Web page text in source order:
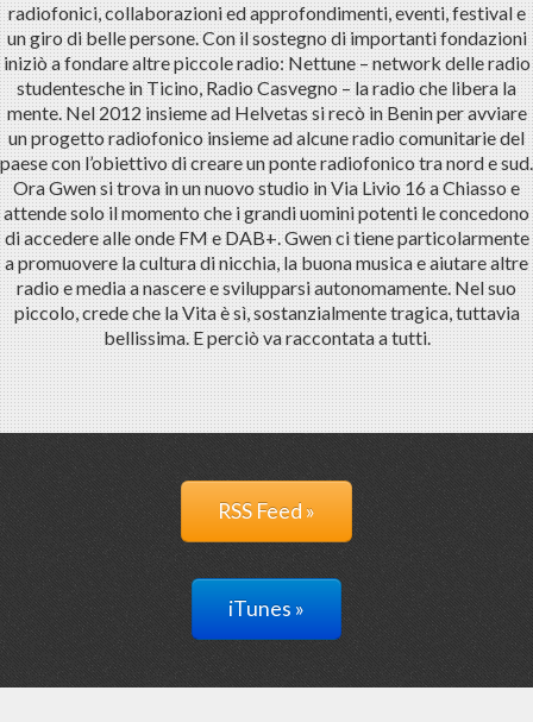
radiofonici, collaborazioni ed approfondimenti, eventi, festival e
un giro di belle persone. Con il sostegno di importanti fondazioni
iniziò a fondare altre piccole radio: Nettune – network delle radio
studentesche in Ticino, Radio Casvegno – la radio che libera la
mente. Nel 2012 insieme ad Helvetas si recò in Benin per avviare
un progetto radiofonico insieme ad alcune radio comunitarie del
paese con l’obiettivo di creare un ponte radiofonico tra nord e sud.
Ora Gwen si trova in un nuovo studio in Via Livio 16 a Chiasso e
attende solo il momento che i grandi uomini potenti le concedono
di accedere alle onde FM e DAB+. Gwen ci tiene particolarmente
a promuovere la cultura di nicchia, la buona musica e aiutare altre
radio e media a nascere e svilupparsi autonomamente. Nel suo
piccolo, crede che la Vita è sì, sostanzialmente tragica, tuttavia
bellissima. E perciò va raccontata a tutti.
RSS Feed »
iTunes »